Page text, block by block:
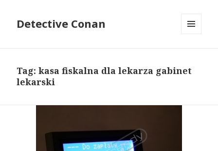
Detective Conan
Tag: kasa fiskalna dla lekarza gabinet
lekarski